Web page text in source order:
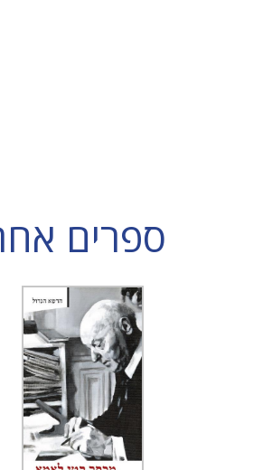
ספרים